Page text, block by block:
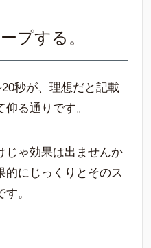
プする。
秒が、理想だと記載
る通りです。
じゃ効果は出ませんか
的にじっくりとそのス
。